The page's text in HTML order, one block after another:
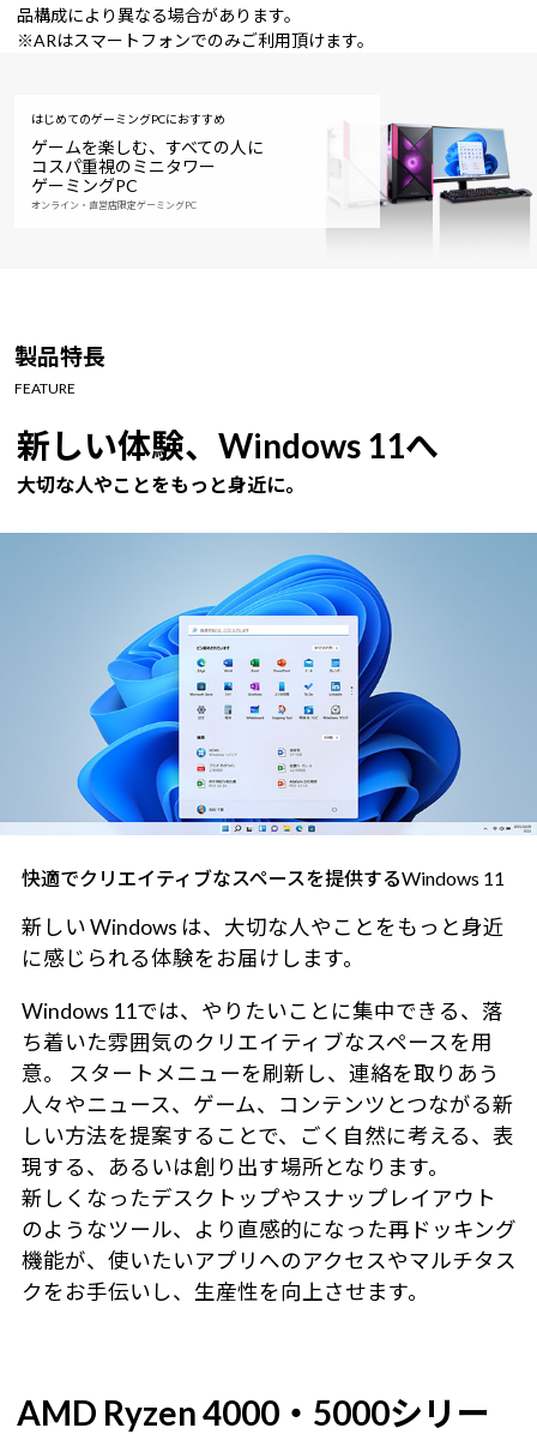
品構成により異なる場合があります。
※ARはスマートフォンでのみご利用頂けます。
はじめてのゲーミングPCにおすすめ
ゲームを楽しむ、すべての人に
コスパ重視のミニタワー
ゲーミングPC
オンライン・直営店限定ゲーミングPC
製品特長
FEATURE
新しい体験、Windows 11へ
大切な人やことをもっと身近に。
快適でクリエイティブなスペースを提供するWindows 11
新しい Windows は、大切な人やことをもっと身近
に感じられる体験をお届けします。
Windows 11では、やりたいことに集中できる、落
ち着いた雰囲気のクリエイティブなスペースを用
意。 スタートメニューを刷新し、連絡を取りあう
人々やニュース、ゲーム、コンテンツとつながる新
しい方法を提案することで、ごく自然に考える、表
現する、あるいは創り出す場所となります。
新しくなったデスクトップやスナップレイアウト
のようなツール、より直感的になった再ドッキング
機能が、使いたいアプリへのアクセスやマルチタス
クをお手伝いし、生産性を向上させます。
AMD Ryzen 4000・5000シリー